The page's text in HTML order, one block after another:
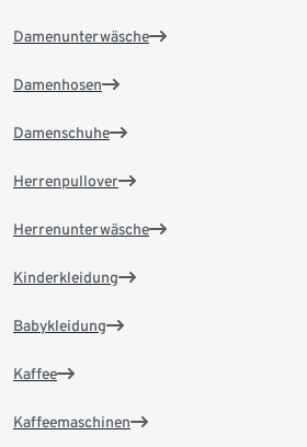
Damenunterwäsche
Damenhosen
Damenschuhe
Herrenpullover
Herrenunterwäsche
Kinderkleidung
Babykleidung
Kaffee
Kaffeemaschinen